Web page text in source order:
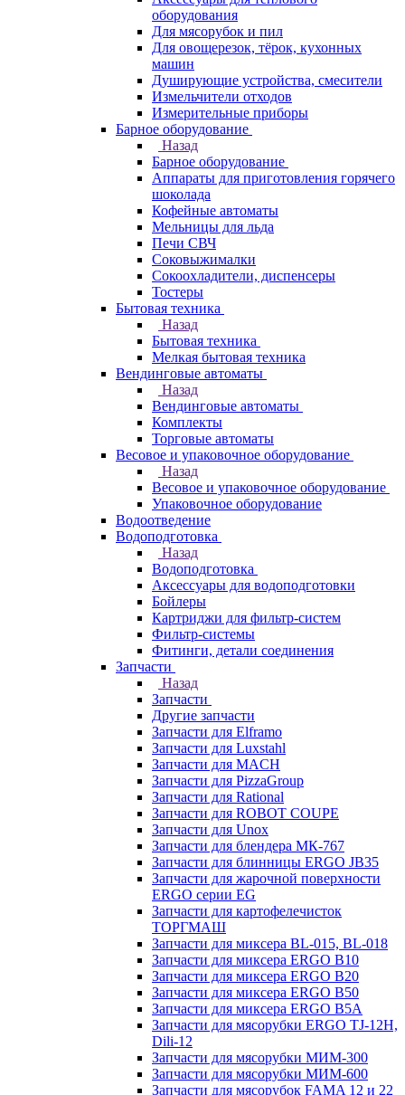
оборудования
Для мясорубок и пил
Для овощерезок, тёрок, кухонных
машин
Душирующие устройства, смесители
Измельчители отходов
Измерительные приборы
Барное оборудование
Назад
Барное оборудование
Аппараты для приготовления горячего
шоколада
Кофейные автоматы
Мельницы для льда
Печи СВЧ
Соковыжималки
Сокоохладители, диспенсеры
Тостеры
Бытовая техника
Назад
Бытовая техника
Мелкая бытовая техника
Вендинговые автоматы
Назад
Вендинговые автоматы
Комплекты
Торговые автоматы
Весовое и упаковочное оборудование
Назад
Весовое и упаковочное оборудование
Упаковочное оборудование
Водоотведение
Водоподготовка
Назад
Водоподготовка
Аксессуары для водоподготовки
Бойлеры
Картриджи для фильтр-систем
Фильтр-системы
Фитинги, детали соединения
Запчасти
Назад
Запчасти
Другие запчасти
Запчасти для Elframo
Запчасти для Luxstahl
Запчасти для MACH
Запчасти для PizzaGroup
Запчасти для Rational
Запчасти для ROBOT COUPE
Запчасти для Unox
Запчасти для блендера МК-767
Запчасти для блинницы ERGO JB35
Запчасти для жарочной поверхности
ERGO серии EG
Запчасти для картофелечисток
ТОРГМАШ
Запчасти для миксера BL-015, BL-018
Запчасти для миксера ERGO B10
Запчасти для миксера ERGO B20
Запчасти для миксера ERGO B50
Запчасти для миксера ERGO B5A
Запчасти для мясорубки ERGO TJ-12H,
Dili-12
Запчасти для мясорубки МИМ-300
Запчасти для мясорубки МИМ-600
Запчасти для мясорубок FAMA 12 и 22